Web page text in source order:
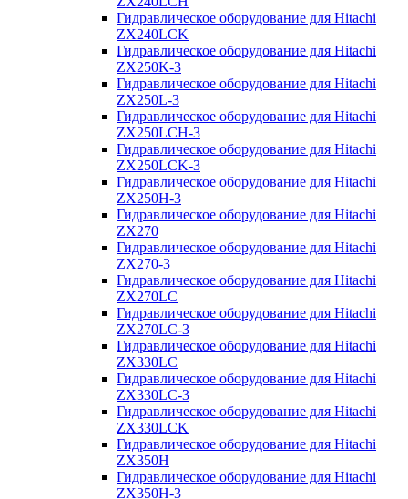
Гидравлическое оборудование для Hitachi
ZX240LCK
Гидравлическое оборудование для Hitachi
ZX250K-3
Гидравлическое оборудование для Hitachi
ZX250L-3
Гидравлическое оборудование для Hitachi
ZX250LCH-3
Гидравлическое оборудование для Hitachi
ZX250LCK-3
Гидравлическое оборудование для Hitachi
ZX250Н-3
Гидравлическое оборудование для Hitachi
ZX270
Гидравлическое оборудование для Hitachi
ZX270-3
Гидравлическое оборудование для Hitachi
ZX270LC
Гидравлическое оборудование для Hitachi
ZX270LC-3
Гидравлическое оборудование для Hitachi
ZX330LC
Гидравлическое оборудование для Hitachi
ZX330LC-3
Гидравлическое оборудование для Hitachi
ZX330LCK
Гидравлическое оборудование для Hitachi
ZX350H
Гидравлическое оборудование для Hitachi
ZX350H-3